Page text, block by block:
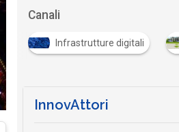
Canali
Infrastrutture digitali
InnovAttori